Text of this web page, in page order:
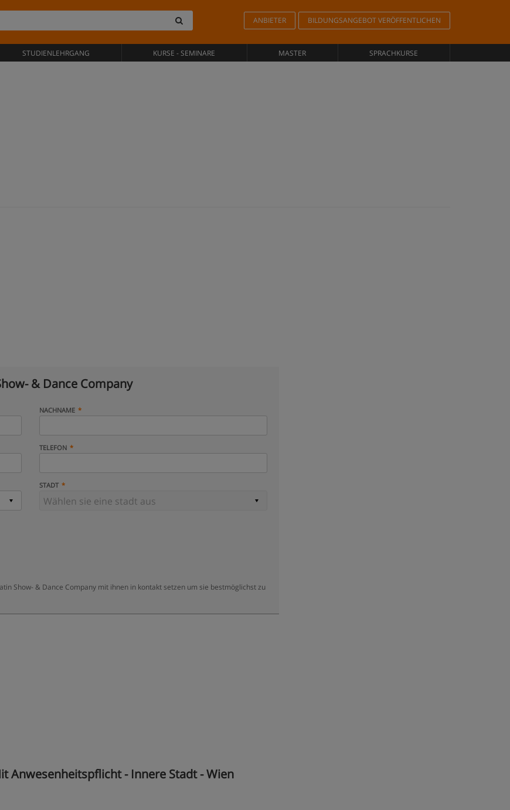
ANBIETER BILDUNGSANGEBOT VERÖFFENTLICHEN
STUDIENLEHRGANG KURSE - SEMINARE MASTER SPRACHKURSE
& Dance Company
NACHNAME
TELEFON
STADT
Show- & Dance Company mit ihnen in kontakt setzen um sie bestmöglichst zu
Anwesenheitspflicht - Innere Stadt - Wien